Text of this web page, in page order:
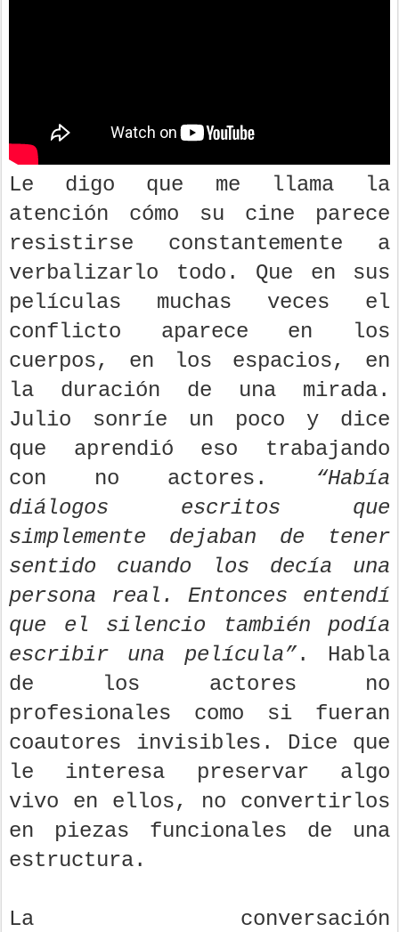
Le digo que me llama la
atención cómo su cine parece
resistirse constantemente a
verbalizarlo todo. Que en sus
películas muchas veces el
conflicto aparece en los
cuerpos, en los espacios, en
la duración de una mirada.
Julio sonríe un poco y dice
que aprendió eso trabajando
con no actores.
“Había
diálogos escritos que
simplemente dejaban de tener
sentido cuando los decía una
persona real. Entonces entendí
que el silencio también podía
escribir una película”. Habla
de los actores no
profesionales como si fueran
coautores invisibles. Dice que
le interesa preservar algo
vivo en ellos, no convertirlos
en piezas funcionales de una
estructura.
La conversación